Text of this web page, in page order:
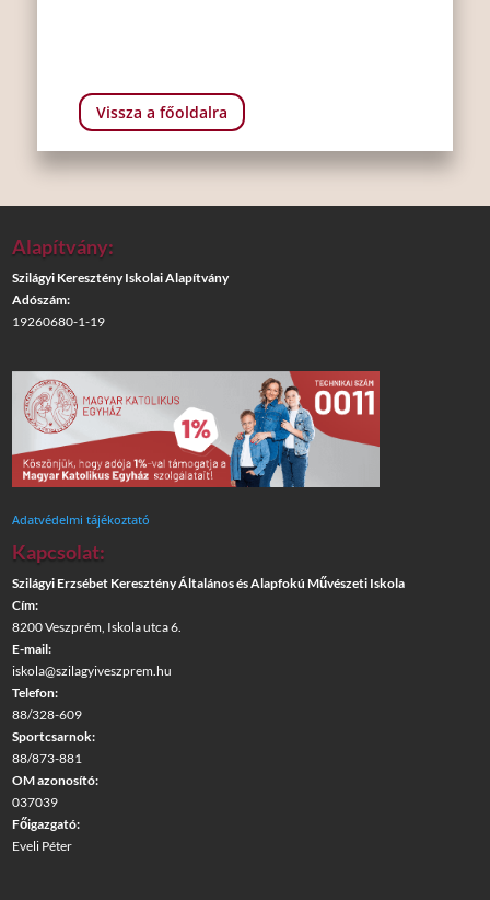
Vissza a főoldalra
Alapítvány:
Szilágyi Keresztény Iskolai Alapítvány
Adószám:
19260680-1-19
Adatvédelmi tájékoztató
Kapcsolat:
Szilágyi Erzsébet Keresztény Általános és Alapfokú Művészeti Iskola
Cím:
8200 Veszprém, Iskola utca 6.
E-mail:
iskola@szilagyiveszprem.hu
Telefon:
88/328-609
Sportcsarnok:
88/873-881
OM azonosító:
037039
Főigazgató:
Eveli Péter